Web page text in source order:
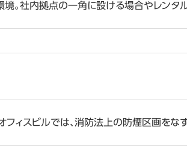
。社内拠点の一角に設ける場合やレンタ
フィスビルでは、消防法上の防煙区画をな